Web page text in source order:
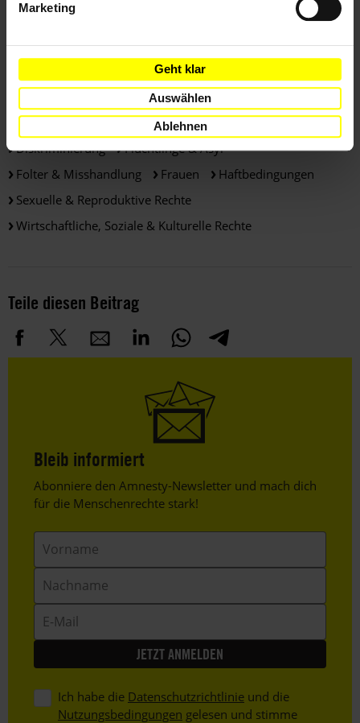
Marketing
Geht klar
Auswählen
Ablehnen
Länder
Themen
Diskriminierung
Flüchtlinge & Asyl
Folter & Misshandlung
Frauen
Haftbedingungen
Sexuelle & Reproduktive Rechte
Wirtschaftliche, Soziale & Kulturelle Rechte
Teile diesen Beitrag
Bleib informiert
Header
Text
Abonniere den Amnesty-Newsletter und mach dich
für die Menschenrechte stark!
Mail
Ich habe die Datenschutzrichtlinie und die
Nutzungsbedingungen gelesen und stimme